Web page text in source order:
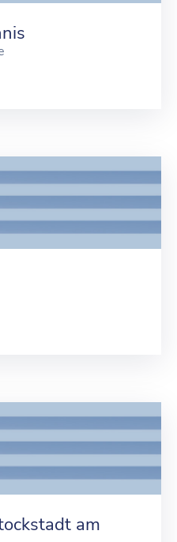
am